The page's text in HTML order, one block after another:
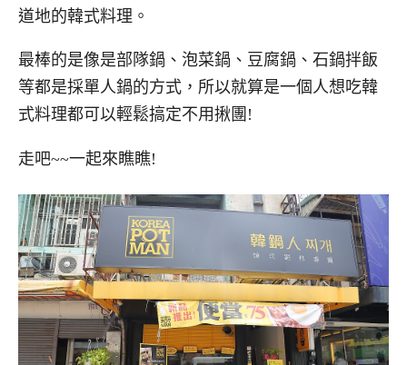
道地的韓式料理。
最棒的是像是部隊鍋、泡菜鍋、豆腐鍋、石鍋拌飯
等都是採單人鍋的方式，所以就算是一個人想吃韓
式料理都可以輕鬆搞定不用揪團!
走吧~~一起來瞧瞧!